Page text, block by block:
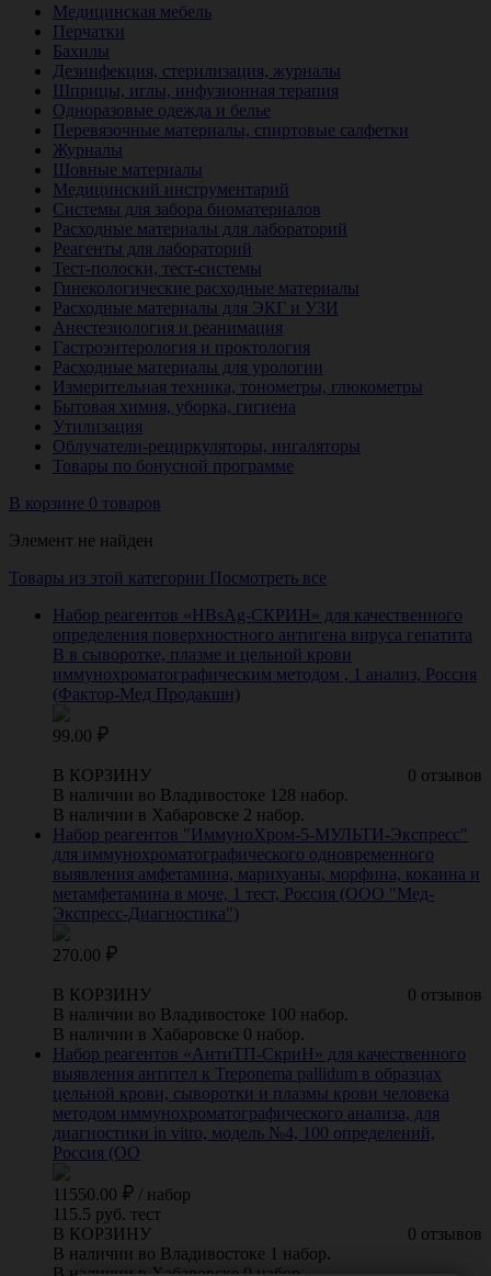
Медицинская мебель
Перчатки
Бахилы
Дезинфекция, стерилизация, журналы
Шприцы, иглы, инфузионная терапия
Одноразовые одежда и белье
Перевязочные материалы, спиртовые салфетки
Журналы
Шовные материалы
Медицинский инструментарий
Системы для забора биоматериалов
Расходные материалы для лабораторий
Реагенты для лабораторий
Тест-полоски, тест-системы
Гинекологические расходные материалы
Расходные материалы для ЭКГ и УЗИ
Анестезиология и реанимация
Гастроэнтерология и проктология
Расходные материалы для урологии
Измерительная техника, тонометры, глюкометры
Бытовая химия, уборка, гигиена
Утилизация
Облучатели-рециркуляторы, ингаляторы
Товары по бонусной программе
В корзине 0 товаров
Элемент не найден
Товары из этой категории Посмотреть все
Набор реагентов «HBsAg-СКРИН» для качественного
определения поверхностного антигена вируса гепатита
В в сыворотке, плазме и цельной крови
иммунохроматографическим методом , 1 анализ, Россия
(Фактор-Мед Продакшн)
99.00
0 отзывов
В КОРЗИНУ
В наличии во Владивостоке 128 набор.
В наличии в Хабаровске 2 набор.
Набор реагентов "ИммуноХром-5-МУЛЬТИ-Экспресс"
для иммунохроматографического одновременного
выявления амфетамина, марихуаны, морфина, кокаина и
метамфетамина в моче, 1 тест, Россия (ООО "Мед-
Экспресс-Диагностика")
270.00
0 отзывов
В КОРЗИНУ
В наличии во Владивостоке 100 набор.
В наличии в Хабаровске 0 набор.
Набор реагентов «АнтиТП-СкриН» для качественного
выявления антител к Treponema pallidum в образцах
цельной крови, сыворотки и плазмы крови человека
методом иммунохроматографического анализа, для
диагностики in vitro, модель №4, 100 определений,
Россия (ОО
11550.00 / набор
115.5 руб. тест
0 отзывов
В КОРЗИНУ
В наличии во Владивостоке 1 набор.